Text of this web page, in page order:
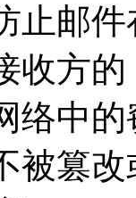
止邮
收方
络中
被篡